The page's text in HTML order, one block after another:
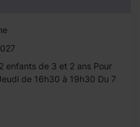
enfants de 3 et 2 ans Pour
de 16h30 à 19h30 Du 7